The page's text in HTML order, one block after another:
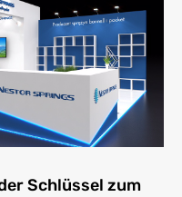
Schlüssel zum